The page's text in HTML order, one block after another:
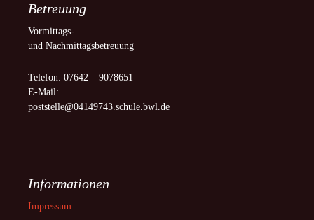
Betreuung
Vormittags-
und Nachmittagsbetreuung
Telefon: 07642 – 9078651
E-Mail:
poststelle@04149743.schule.bwl.de
Informationen
Impressum